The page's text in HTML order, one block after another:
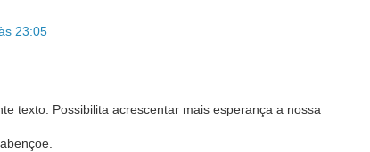
23:05
texto. Possibilita acrescentar mais esperança a nossa